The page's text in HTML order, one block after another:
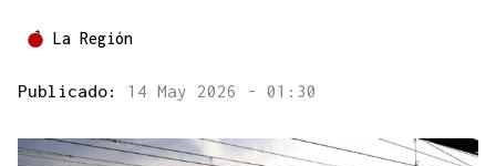
La Región
Publicado: 14 May 2026 - 01:30